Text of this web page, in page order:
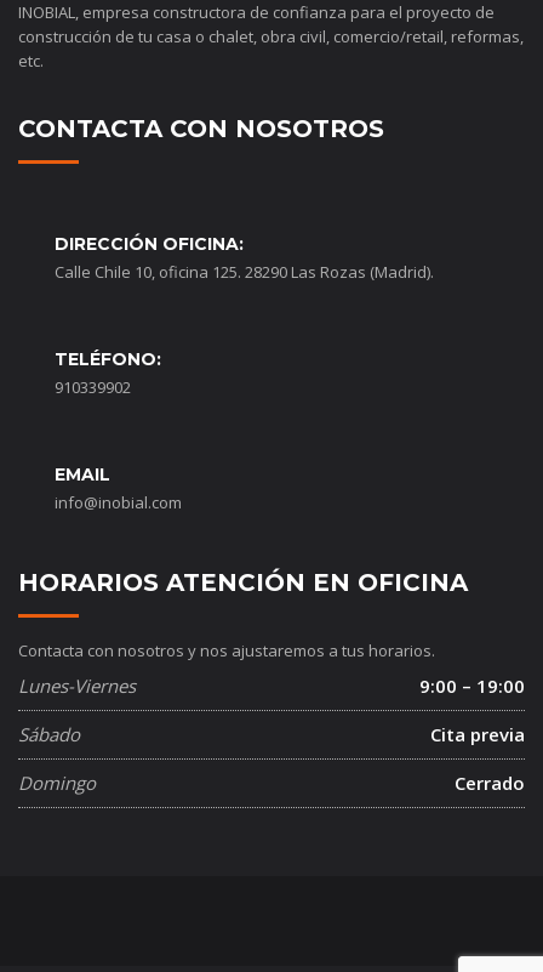
INOBIAL, empresa constructora de confianza para el proyecto de
construcción de tu casa o chalet, obra civil, comercio/retail, reformas,
etc.
CONTACTA CON NOSOTROS
DIRECCIÓN OFICINA:
Calle Chile 10, oficina 125. 28290 Las Rozas (Madrid).
TELÉFONO:
910339902
EMAIL
info@inobial.com
HORARIOS ATENCIÓN EN OFICINA
Contacta con nosotros y nos ajustaremos a tus horarios.
Lunes-Viernes
9:00 – 19:00
Sábado
Cita previa
Domingo
Cerrado